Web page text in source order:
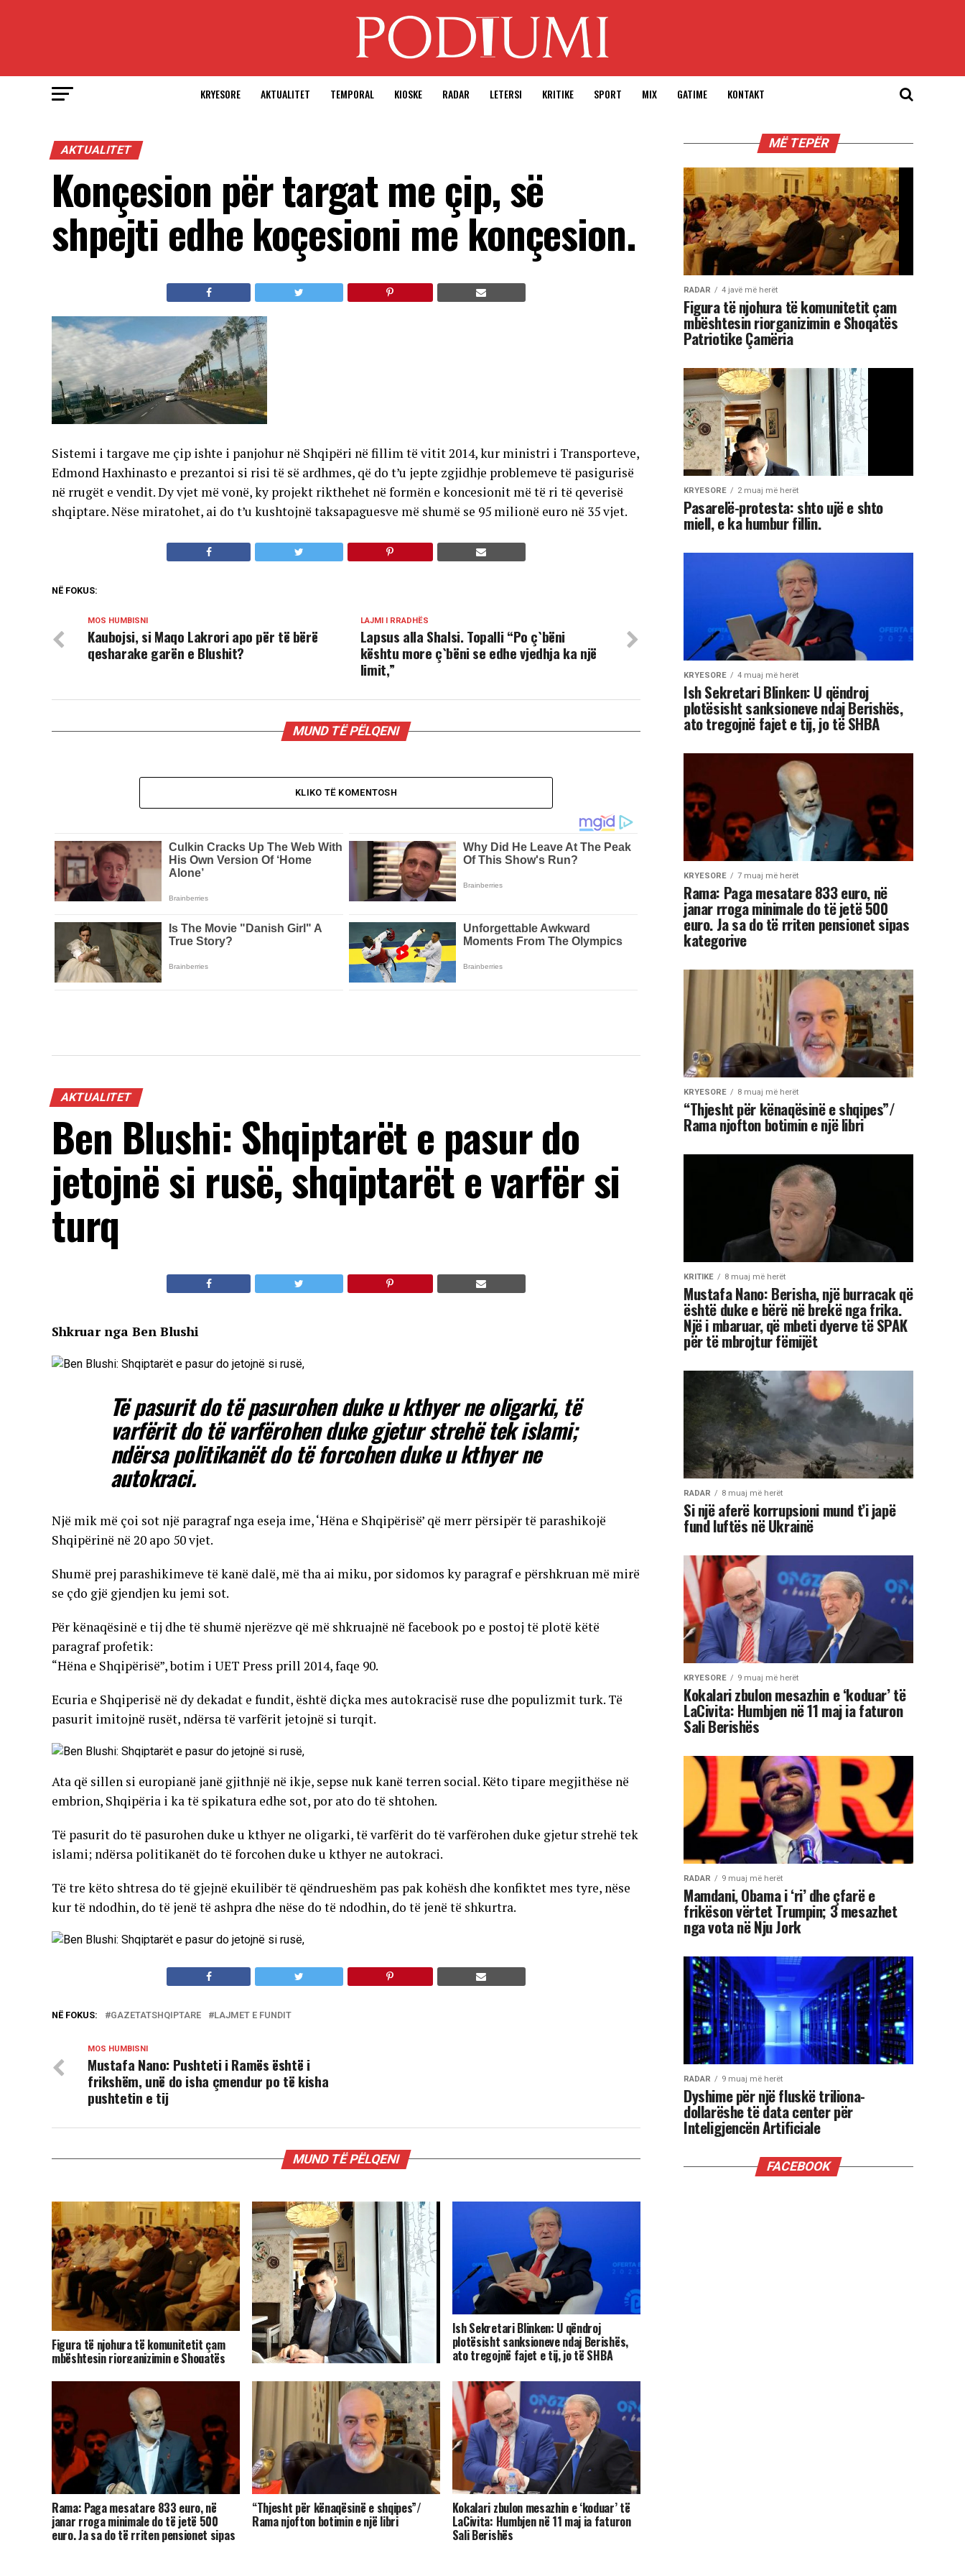
KRYESORE AKTUALITET TEMPORAL KIOSKE RADAR LETERSI KRITIKE SPORT MIX GATIME KONTAKT
AKTUALITET
Konçesion për targat me çip, së
shpejti edhe koçesioni me konçesion.
Sistemi i targave me çip ishte i panjohur në Shqipëri në fillim të vitit 2014, kur ministri i Transporteve,
Edmond Haxhinasto e prezantoi si risi të së ardhmes, që do t’u jepte zgjidhje problemeve të pasigurisë
në rrugët e vendit. Dy vjet më vonë, ky projekt rikthehet në formën e koncesionit më të ri të qeverisë
shqiptare. Nëse miratohet, ai do t’u kushtojnë taksapaguesve më shumë se 95 milionë euro në 35 vjet.
NË FOKUS:
LAJMI I RRADHËS
Lapsus alla Shalsi. Topalli “Po ç`bëni
kështu more ç`bëni se edhe vjedhja ka një
limit,”
MOS HUMBISNI
Kaubojsi, si Maqo Lakrori apo për të bërë
qesharake garën e Blushit?
MUND TË PËLQENI
KLIKO TË KOMENTOSH
AKTUALITET
Ben Blushi: Shqiptarët e pasur do
jetojnë si rusë, shqiptarët e varfër si
turq
Shkruar nga Ben Blushi
Të pasurit do të pasurohen duke u kthyer ne oligarki, të
varfërit do të varfërohen duke gjetur strehë tek islami;
ndërsa politikanët do të forcohen duke u kthyer ne
autokraci.
Një mik më çoi sot një paragraf nga eseja ime, ‘Hëna e Shqipërisë’ që merr përsipër të parashikojë
Shqipërinë në 20 apo 50 vjet.
Shumë prej parashikimeve të kanë dalë, më tha ai miku, por sidomos ky paragraf e përshkruan më mirë
se çdo gjë gjendjen ku jemi sot.
Për kënaqësinë e tij dhe të shumë njerëzve që më shkruajnë në facebook po e postoj të plotë këtë
paragraf profetik:
“Hëna e Shqipërisë”, botim i UET Press prill 2014, faqe 90.
Ecuria e Shqiperisë në dy dekadat e fundit, është diçka mes autokracisë ruse dhe populizmit turk. Të
pasurit imitojnë rusët, ndërsa të varfërit jetojnë si turqit.
Ata që sillen si europianë janë gjithnjë në ikje, sepse nuk kanë terren social. Këto tipare megjithëse në
embrion, Shqipëria i ka të spikatura edhe sot, por ato do të shtohen.
Të pasurit do të pasurohen duke u kthyer ne oligarki, të varfërit do të varfërohen duke gjetur strehë tek
islami; ndërsa politikanët do të forcohen duke u kthyer ne autokraci.
Të tre këto shtresa do të gjejnë ekuilibër të qëndrueshëm pas pak kohësh dhe konfiktet mes tyre, nëse
kur të ndodhin, do të jenë të ashpra dhe nëse do të ndodhin, do të jenë të shkurtra.
NË FOKUS: GAZETATSHQIPTARE LAJMET E FUNDIT
MOS HUMBISNI
Mustafa Nano: Pushteti i Ramës është i
frikshëm, unë do isha çmendur po të kisha
pushtetin e tij
MUND TË PËLQENI
Figura të njohura të komunitetit çam
mbështesin riorganizimin e Shoqatës
Pasarelë-protesta: shto ujë e shto
miell, e ka humbur fillin.
Ish Sekretari Blinken: U qëndroj
plotësisht sanksioneve ndaj Berishës,
ato tregojnë fajet e tij, jo të SHBA
Rama: Paga mesatare 833 euro, në
janar rroga minimale do të jetë 500
euro. Ja sa do të rriten pensionet sipas
“Thjesht për kënaqësinë e shqipes”/
Rama njofton botimin e një libri
Kokalari zbulon mesazhin e ‘koduar’ të
LaCivita: Humbjen në 11 maj ia faturon
Sali Berishës
MË TEPËR
RADAR 4 javë më herët
Figura të njohura të komunitetit çam
mbështesin riorganizimin e Shoqatës
Patriotike Çamëria
KRYESORE 2 muaj më herët
Pasarelë-protesta: shto ujë e shto
miell, e ka humbur fillin.
KRYESORE 4 muaj më herët
Ish Sekretari Blinken: U qëndroj
plotësisht sanksioneve ndaj Berishës,
ato tregojnë fajet e tij, jo të SHBA
KRYESORE 7 muaj më herët
Rama: Paga mesatare 833 euro, në
janar rroga minimale do të jetë 500
euro. Ja sa do të rriten pensionet sipas
kategorive
KRYESORE 8 muaj më herët
“Thjesht për kënaqësinë e shqipes”/
Rama njofton botimin e një libri
KRITIKE 8 muaj më herët
Mustafa Nano: Berisha, një burracak që
është duke e bërë në brekë nga frika.
Një i mbaruar, që mbeti dyerve të SPAK
për të mbrojtur fëmijët
RADAR 8 muaj më herët
Si një aferë korrupsioni mund t’i japë
fund luftës në Ukrainë
KRYESORE 9 muaj më herët
Kokalari zbulon mesazhin e ‘koduar’ të
LaCivita: Humbjen në 11 maj ia faturon
Sali Berishës
RADAR 9 muaj më herët
Mamdani, Obama i ‘ri’ dhe çfarë e
frikëson vërtet Trumpin; 3 mesazhet
nga vota në Nju Jork
RADAR 9 muaj më herët
Dyshime për një fluskë triliona-
dollarëshe të data center për
Inteligjencën Artificiale
FACEBOOK